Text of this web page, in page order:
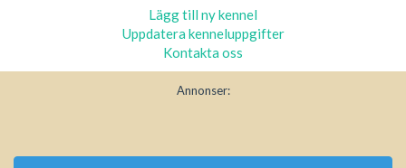
Lägg till ny kennel
Uppdatera kenneluppgifter
Kontakta oss
Annonser: